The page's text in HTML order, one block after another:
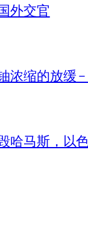
外交官
浓缩的放缓 –
哈马斯，以